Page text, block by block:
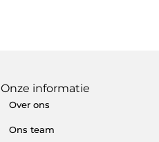
Onze informatie
Over ons
Ons team